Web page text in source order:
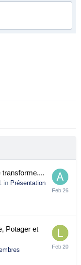
transforme....
in Présentation
Potager et